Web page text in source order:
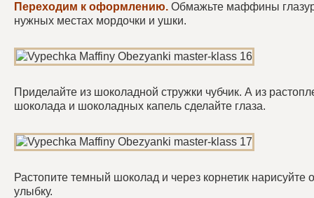
Переходим к оформлению. Обмажьте маффины
нужных местах мордочки и ушки.
Приделайте из шоколадной стружки чубчик. А из
шоколада и шоколадных капель сделайте глаза.
Растопите темный шоколад и через корнетик нарисуйте
улыбку.